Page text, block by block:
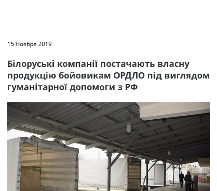
15 Ноября 2019
Білоруські компанії постачають власну
продукцію бойовикам ОРДЛО під виглядом
гуманітарної допомоги з РФ